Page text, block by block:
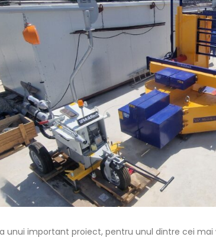
unui important proiect, pentru unul dintre cei